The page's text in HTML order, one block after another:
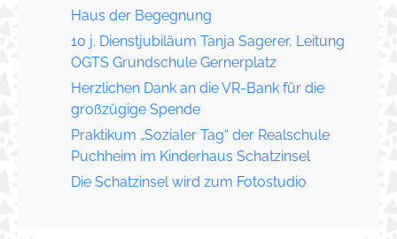
Haus der Begegnung
10 j. Dienstjubiläum Tanja Sagerer, Leitung
OGTS Grundschule Gernerplatz
Herzlichen Dank an die VR-Bank für die
großzügige Spende
Praktikum „Sozialer Tag“ der Realschule
Puchheim im Kinderhaus Schatzinsel
Die Schatzinsel wird zum Fotostudio